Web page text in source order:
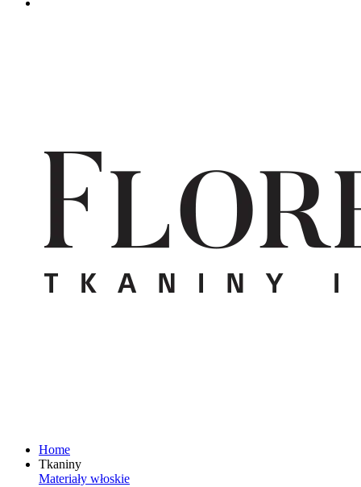
Home
Tkaniny
Materiały włoskie